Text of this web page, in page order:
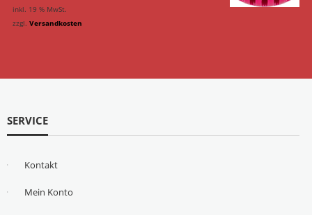
inkl. 19 % MwSt.
zzgl. Versandkosten
SERVICE
Kontakt
Mein Konto